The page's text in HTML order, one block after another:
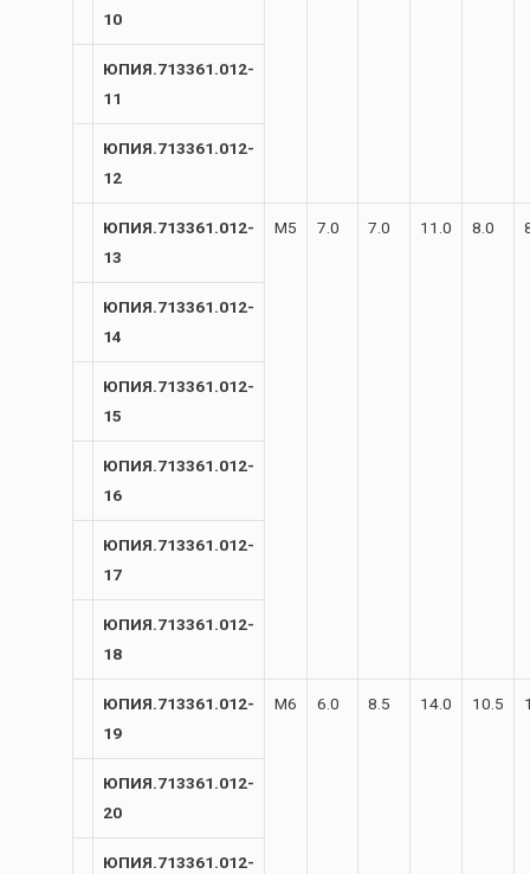
10
ЮПИЯ.713361.012-
11
ЮПИЯ.713361.012-
12
ЮПИЯ.713361.012-
13
М5 7.0 7.0 11.0 8.0
ЮПИЯ.713361.012-
14
ЮПИЯ.713361.012-
15
ЮПИЯ.713361.012-
16
ЮПИЯ.713361.012-
17
ЮПИЯ.713361.012-
18
ЮПИЯ.713361.012-
19
М6 6.0 8.5 14.0 10.5
ЮПИЯ.713361.012-
20
ЮПИЯ.713361.012-